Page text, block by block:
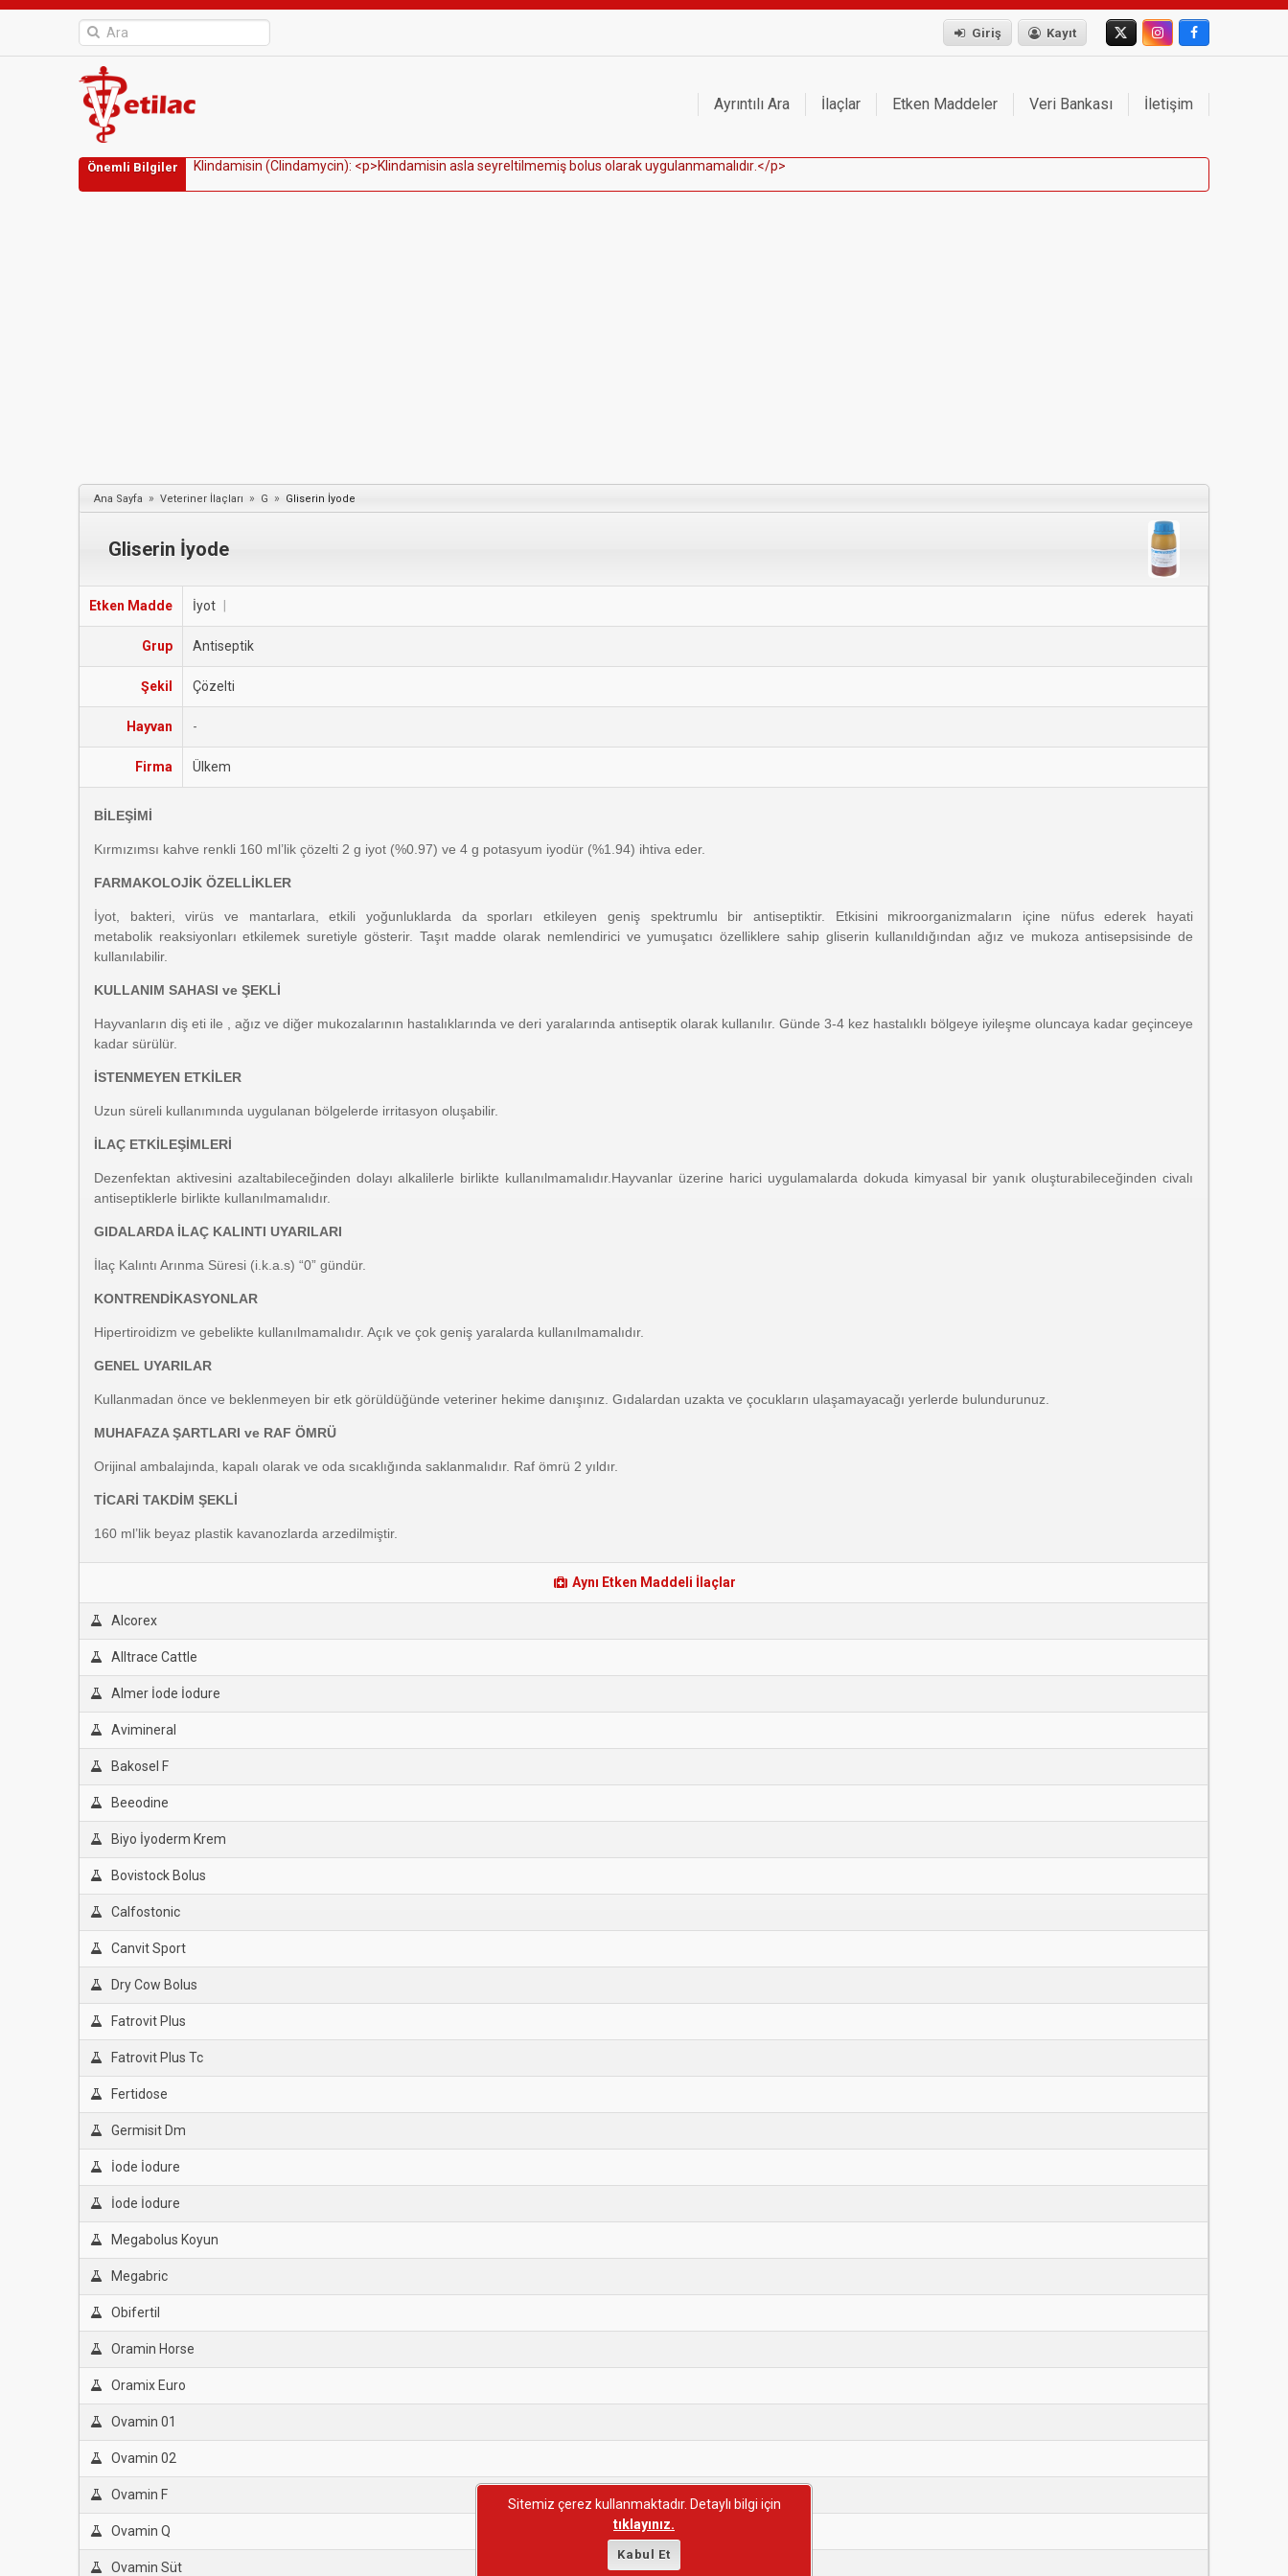
Giriş Kayıt
Ayrıntılı Ara İlaçlar Etken Maddeler Veri Bankası İletişim
Önemli Bilgiler Kindamisin (Cindamycin): <p>Kindamisin as a seyre ti memiş bo us o arakuygu anmama ıdır </p>
Ana Sayfa » Veteriner İlaçları » G » Gliserin İyode
Gliserin İyode
Etken Madde İyot
Grup Antiseptik
Şekil Çözelti
Hayvan -
Firma Ülkem
BİLEŞİMİ
Kırmızımsı kahve renkli 160 ml’lik çözelti 2 g iyot (%0.97) ve 4 g potasyum iyodür (%1.94) ihtiva eder.
FARMAKOLOJİK ÖZELLİKLER
İyot, bakteri, virüs ve mantarlara, etkili yoğunluklarda da sporları etkileyen geniş spektrumlu bir antiseptiktir. Etkisini mikroorganizmaların içine nüfus ederek hayati
metabolik reaksiyonları etkilemek suretiyle gösterir. Taşıt madde olarak nemlendirici ve yumuşatıcı özelliklere sahip gliserin kullanıldığından ağız ve mukoza antisepsisinde de
kullanılabilir.
KULLANIM SAHASI ve ŞEKLİ
Hayvanların diş eti ile , ağız ve diğer mukozalarının hastalıklarında ve deri yaralarında antiseptik olarak kullanılır. Günde 3-4 kez hastalıklı bölgeye iyileşme oluncaya kadar geçinceye
kadar sürülür.
İSTENMEYEN ETKİLER
Uzun süreli kullanımında uygulanan bölgelerde irritasyon oluşabilir.
İLAÇ ETKİLEŞİMLERİ
Dezenfektan aktivesini azaltabileceğinden dolayı alkalilerle birlikte kullanılmamalıdır.Hayvanlar üzerine harici uygulamalarda dokuda kimyasal bir yanık oluşturabileceğinden civalı
antiseptiklerle birlikte kullanılmamalıdır.
GIDALARDA İLAÇ KALINTI UYARILARI
İlaç Kalıntı Arınma Süresi (i.k.a.s) “0” gündür.
KONTRENDİKASYONLAR
Hipertiroidizm ve gebelikte kullanılmamalıdır. Açık ve çok geniş yaralarda kullanılmamalıdır.
GENEL UYARILAR
Kullanmadan önce ve beklenmeyen bir etk görüldüğünde veteriner hekime danışınız. Gıdalardan uzakta ve çocukların ulaşamayacağı yerlerde bulundurunuz.
MUHAFAZA ŞARTLARI ve RAF ÖMRÜ
Orijinal ambalajında, kapalı olarak ve oda sıcaklığında saklanmalıdır. Raf ömrü 2 yıldır.
TİCARİ TAKDİM ŞEKLİ
160 ml’lik beyaz plastik kavanozlarda arzedilmiştir.
Aynı Etken Maddeli İlaçlar
Alcorex
Alltrace Cattle
Almer İode İodure
Avimineral
Bakosel F
Beeodine
Biyo İyoderm Krem
Bovistock Bolus
Calfostonic
Canvit Sport
Dry Cow Bolus
Fatrovit Plus
Fatrovit Plus Tc
Fertidose
Germisit Dm
İode İodure
İode İodure
Megabolus Koyun
Megabric
Obifertil
Oramin Horse
Oramix Euro
Ovamin 01
Ovamin 02
Ovamin F
Ovamin Q
Ovamin Süt
Sitemiz çerez kullanmaktadır. Detaylı bilgi için
tıklayınız.
Kabul Et